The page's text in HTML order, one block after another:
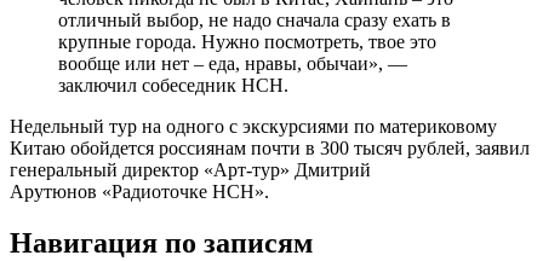
отличный выбор, не надо сначала сразу ехать в
крупные города. Нужно посмотреть, твое это
вообще или нет – еда, нравы, обычаи», —
заключил собеседник НСН.
Недельный тур на одного с экскурсиями по материковому
Китаю обойдется россиянам почти в 300 тысяч рублей, заявил
генеральный директор «Арт-тур» Дмитрий
Арутюнов «Радиоточке НСН».
Навигация по записям